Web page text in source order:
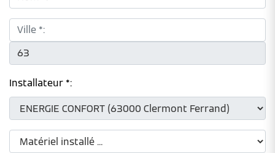
Ville *:
CP *:
Installateur *: